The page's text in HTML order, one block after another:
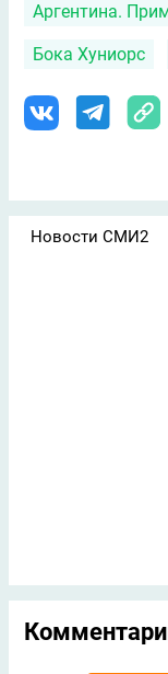
Аргентина.
Бока Хуниорс
Новости СМИ2